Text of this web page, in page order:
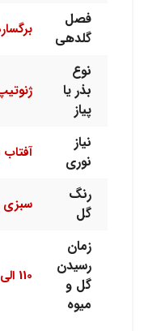
فصل
گلدهی
نوع
بذر یا
پیاز
نیاز
نوری
رنگ
گل
زمان
رسیدن
گل و
میوه
110 الی 130 روز